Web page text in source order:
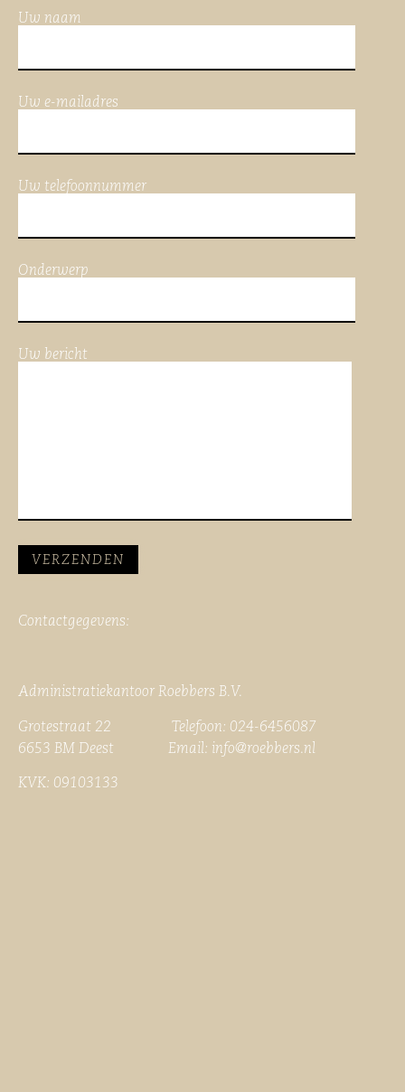
Uw naam
Uw e-mailadres
Uw telefoonnummer
Onderwerp
Uw bericht
Contactgegevens:
Administratiekantoor Roebbers B.V.
Grotestraat 22 Telefoon: 024-6456087
6653 BM Deest Email: info@roebbers.nl
KVK: 09103133